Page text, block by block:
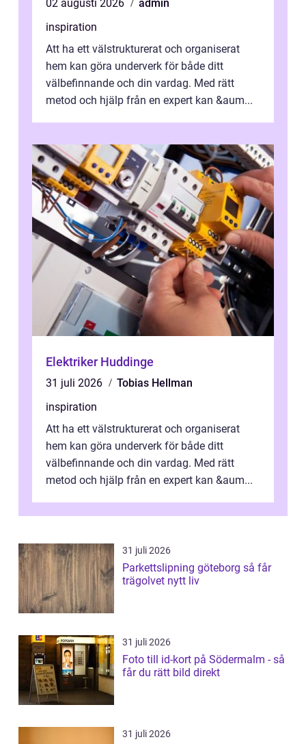
02 augusti 2026
admin
inspiration
Att ha ett välstrukturerat och organiserat
hem kan göra underverk för både ditt
välbefinnande och din vardag. Med rätt
metod och hjälp från en expert kan &aum...
Elektriker Huddinge
31 juli 2026
Tobias Hellman
inspiration
Att ha ett välstrukturerat och organiserat
hem kan göra underverk för både ditt
välbefinnande och din vardag. Med rätt
metod och hjälp från en expert kan &aum...
31 juli 2026
Parkettslipning göteborg så får
trägolvet nytt liv
31 juli 2026
Foto till id-kort på Södermalm - så
får du rätt bild direkt
31 juli 2026